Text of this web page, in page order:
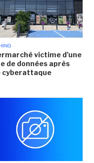
victime d'une
de données après
cyberattaque